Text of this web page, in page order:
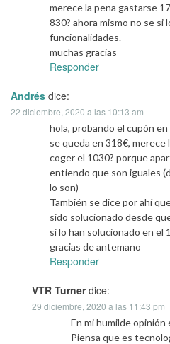
merece la pena gastarse
830? ahora mismo no se si
funcionalidades.
muchas gracias
Responder
Andrés dice:
22 diciembre, 2020 a las 10:13 am
hola, probando el cupón
se queda en 318€, merece
coger el 1030? porque
entiendo que son iguales
lo son)
También se dice por ahí
sido solucionado desde
si lo han solucionado en el
gracias de antemano
Responder
VTR Turner dice:
29 diciembre, 2020 a las 11:43 pm
En mi humilde opinión
Piensa que es